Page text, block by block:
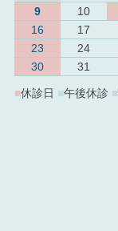
9
10
16
17
23
24
30
31
■休診日 ■午後休診